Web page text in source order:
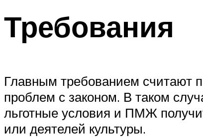
Требования
Главным требованием считают
проблем с законом. В таком
льготные условия и ПМЖ
или деятелей культуры.